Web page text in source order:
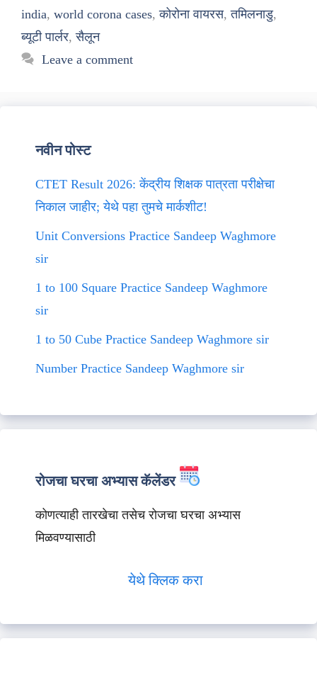
india, world corona cases,कोरोना वायरस,तमिलनाडु,
ब्यूटी पार्लर,सैलून
Leave a comment
नवीन पोस्ट
CTET Result 2026: केंद्रीय शिक्षक पात्रता परीक्षेचा
निकाल जाहीर; येथे पहा तुमचे मार्कशीट!
Unit Conversions Practice Sandeep Waghmore
sir
1 to 100 Square Practice Sandeep Waghmore
sir
1 to 50 Cube Practice Sandeep Waghmore sir
Number Practice Sandeep Waghmore sir
रोजचा घरचा अभ्यास कॅलेंडर
कोणत्याही तारखेचा तसेच रोजचा घरचा अभ्यास
मिळवण्यासाठी
येथे क्लिक करा